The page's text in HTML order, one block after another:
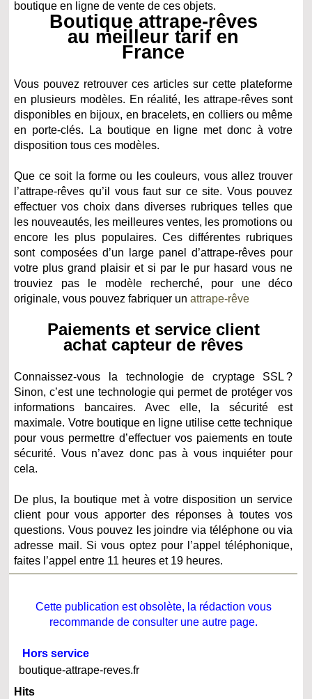
boutique en ligne de vente de ces objets.
Boutique attrape-rêves
au meilleur tarif en
France
Vous pouvez retrouver ces articles sur cette plateforme
en plusieurs modèles. En réalité, les attrape-rêves sont
disponibles en bijoux, en bracelets, en colliers ou même
en porte-clés. La boutique en ligne met donc à votre
disposition tous ces modèles.
Que ce soit la forme ou les couleurs, vous allez trouver
l’attrape-rêves qu’il vous faut sur ce site. Vous pouvez
effectuer vos choix dans diverses rubriques telles que
les nouveautés, les meilleures ventes, les promotions ou
encore les plus populaires. Ces différentes rubriques
sont composées d’un large panel d’attrape-rêves pour
votre plus grand plaisir et si par le pur hasard vous ne
trouviez pas le modèle recherché, pour une déco
originale, vous pouvez fabriquer unattrape-rêve
Paiements et service client
achat capteur de rêves
Connaissez-vous la technologie de cryptage SSL ?
Sinon, c’est une technologie qui permet de protéger vos
informations bancaires. Avec elle, la sécurité est
maximale. Votre boutique en ligne utilise cette technique
pour vous permettre d’effectuer vos paiements en toute
sécurité. Vous n’avez donc pas à vous inquiéter pour
cela.
De plus, la boutique met à votre disposition un service
client pour vous apporter des réponses à toutes vos
questions. Vous pouvez les joindre via téléphone ou via
adresse mail. Si vous optez pour l’appel téléphonique,
faites l’appel entre 11 heures et 19 heures.
Cette publication est obsolète, la rédaction vous
recommande de consulter une autre page.
Hors service
boutique-attrape-reves.fr
Hits